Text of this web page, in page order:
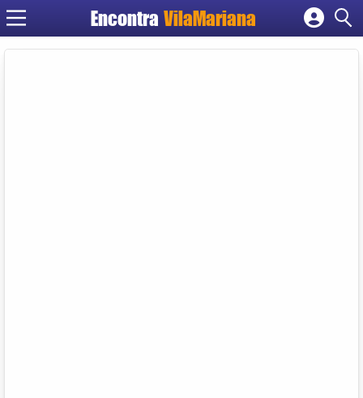
EncontraVilaMariana
Cadastrar empresa